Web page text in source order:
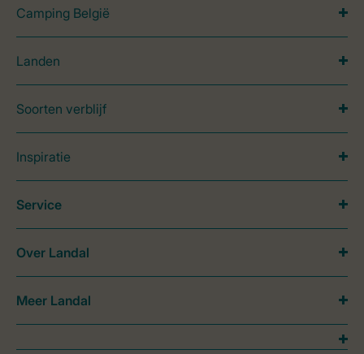
Camping België
Landen
Soorten verblijf
Inspiratie
Service
Over Landal
Meer Landal